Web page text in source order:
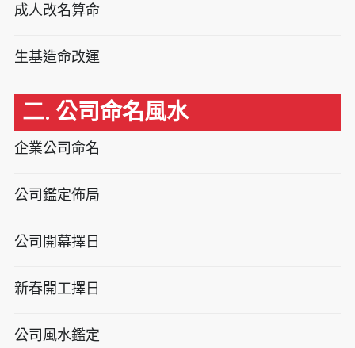
成人改名算命
生基造命改運
二. 公司命名風水
企業公司命名
公司鑑定佈局
公司開幕擇日
新春開工擇日
公司風水鑑定